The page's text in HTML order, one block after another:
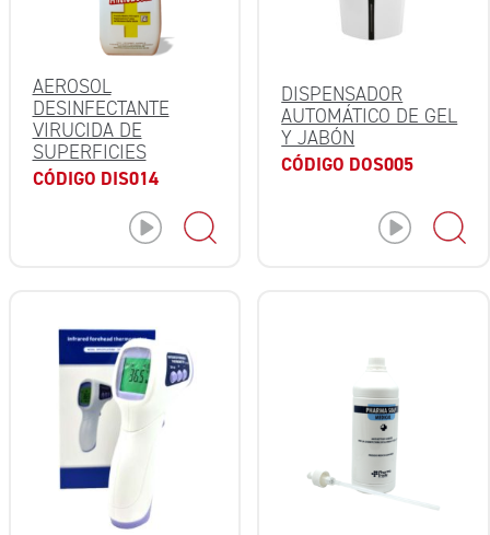
AEROSOL
DESINFECTANTE
VIRUCIDA DE
SUPERFICIES
CÓDIGO DIS014
DISPENSADOR
AUTOMÁTICO DE GEL
Y JABÓN
CÓDIGO DOS005